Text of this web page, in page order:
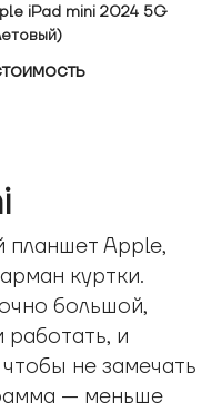
iPad mini 2024 5G
планшет Apple,
куртки.
большой,
работать, и
не замечать
— меньше